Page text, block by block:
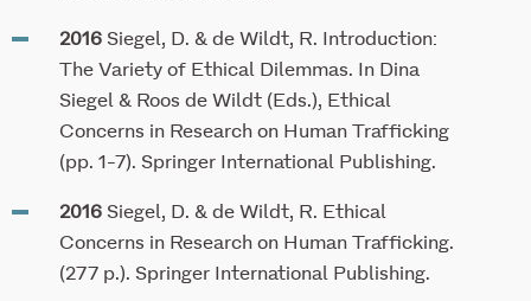
2016 Siegel, D. & de Wildt, R. Introduction:
The Variety of Ethical Dilemmas. In Dina
Siegel & Roos de Wildt (Eds.), Ethical
Concerns in Research on Human Trafficking
(pp. 1-7). Springer International Publishing.
2016 Siegel, D. & de Wildt, R. Ethical
Concerns in Research on Human Trafficking.
(277 p.). Springer International Publishing.